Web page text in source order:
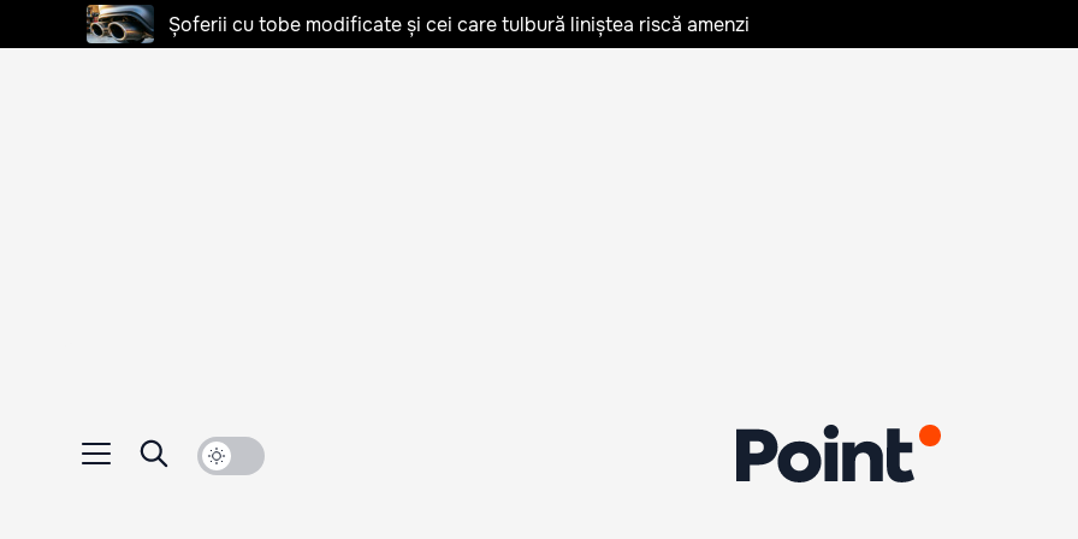
Șoferii cu tobe modificate și cei care tulbură liniștea riscă amenzi